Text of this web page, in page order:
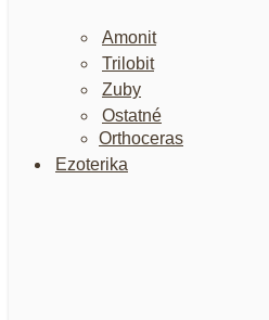
Amonit
Trilobit
Zuby
Ostatné
Orthoceras
Ezoterika